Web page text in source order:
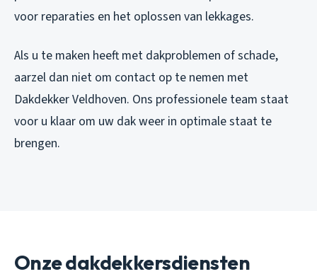
voor reparaties en het oplossen van lekkages.
Als u te maken heeft met dakproblemen of schade,
aarzel dan niet om contact op te nemen met
Dakdekker Veldhoven. Ons professionele team staat
voor u klaar om uw dak weer in optimale staat te
brengen.
Onze dakdekkersdiensten